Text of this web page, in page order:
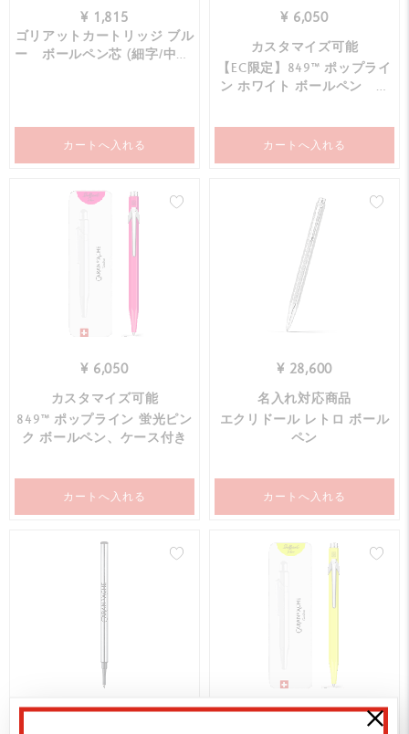
¥ 1,815
ゴリアットカートリッジ ブル
ー ボールペン芯 (細字/中字/
カートへ入れる
¥ 6,050
カスタマイズ可能
【EC限定】849™ ポップライ
ン ホワイト ボールペン ス
カートへ入れる
¥ 6,050
カスタマイズ可能
849™ ポップライン 蛍光ピン
ク ボールペン、ケース付き
カートへ入れる
¥ 28,600
名入れ対応商品
エクリドール レトロ ボール
ペン
カートへ入れる